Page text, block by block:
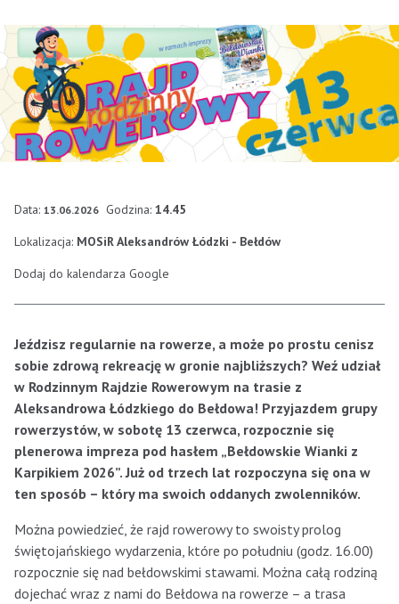
Data: 13.06.2026 Godzina: 14.45
Lokalizacja: MOSiR Aleksandrów Łódzki - Bełdów
Dodaj do kalendarza Google
Jeździsz regularnie na rowerze, a może po prostu cenisz
sobie zdrową rekreację w gronie najbliższych? Weź udział
w Rodzinnym Rajdzie Rowerowym na trasie z
Aleksandrowa Łódzkiego do Bełdowa! Przyjazdem grupy
rowerzystów, w sobotę 13 czerwca, rozpocznie się
plenerowa impreza pod hasłem „Bełdowskie Wianki z
Karpikiem 2026”. Już od trzech lat rozpoczyna się ona w
ten sposób – który ma swoich oddanych zwolenników.
Można powiedzieć, że rajd rowerowy to swoisty prolog
świętojańskiego wydarzenia, które po południu (godz. 16.00)
rozpocznie się nad bełdowskimi stawami. Można całą rodziną
dojechać wraz z nami do Bełdowa na rowerze – a trasa